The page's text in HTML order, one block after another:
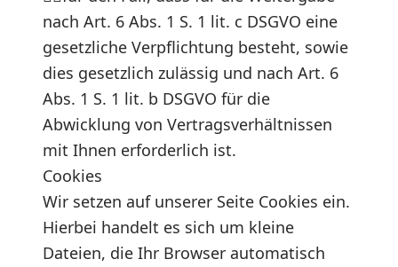
nach Art. 6 Abs. 1 S. 1 lit. c DSGVO eine
gesetzliche Verpflichtung besteht, sowie
dies gesetzlich zulässig und nach Art. 6
Abs. 1 S. 1 lit. b DSGVO für die
Abwicklung von Vertragsverhältnissen
mit Ihnen erforderlich ist.
Cookies
Wir setzen auf unserer Seite Cookies ein.
Hierbei handelt es sich um kleine
Dateien, die Ihr Browser automatisch